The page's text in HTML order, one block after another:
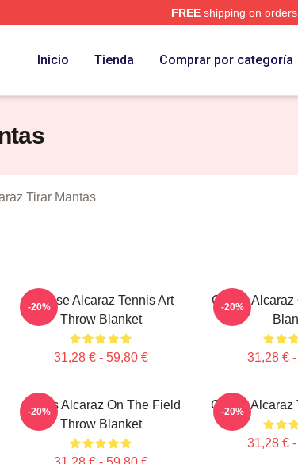
FREEshipping on
Inicio Tienda Comprar por categoría
Tirar Mantas
Intense Alcaraz Tennis Art
Throw Blanket
31,28 € - 59,80 €
-20%
Carlos Alcaraz
31,28 €
-20%
Carlos Alcaraz On The Field
Throw Blanket
-20% Carloz Alcaraz
31,28 €
-20%